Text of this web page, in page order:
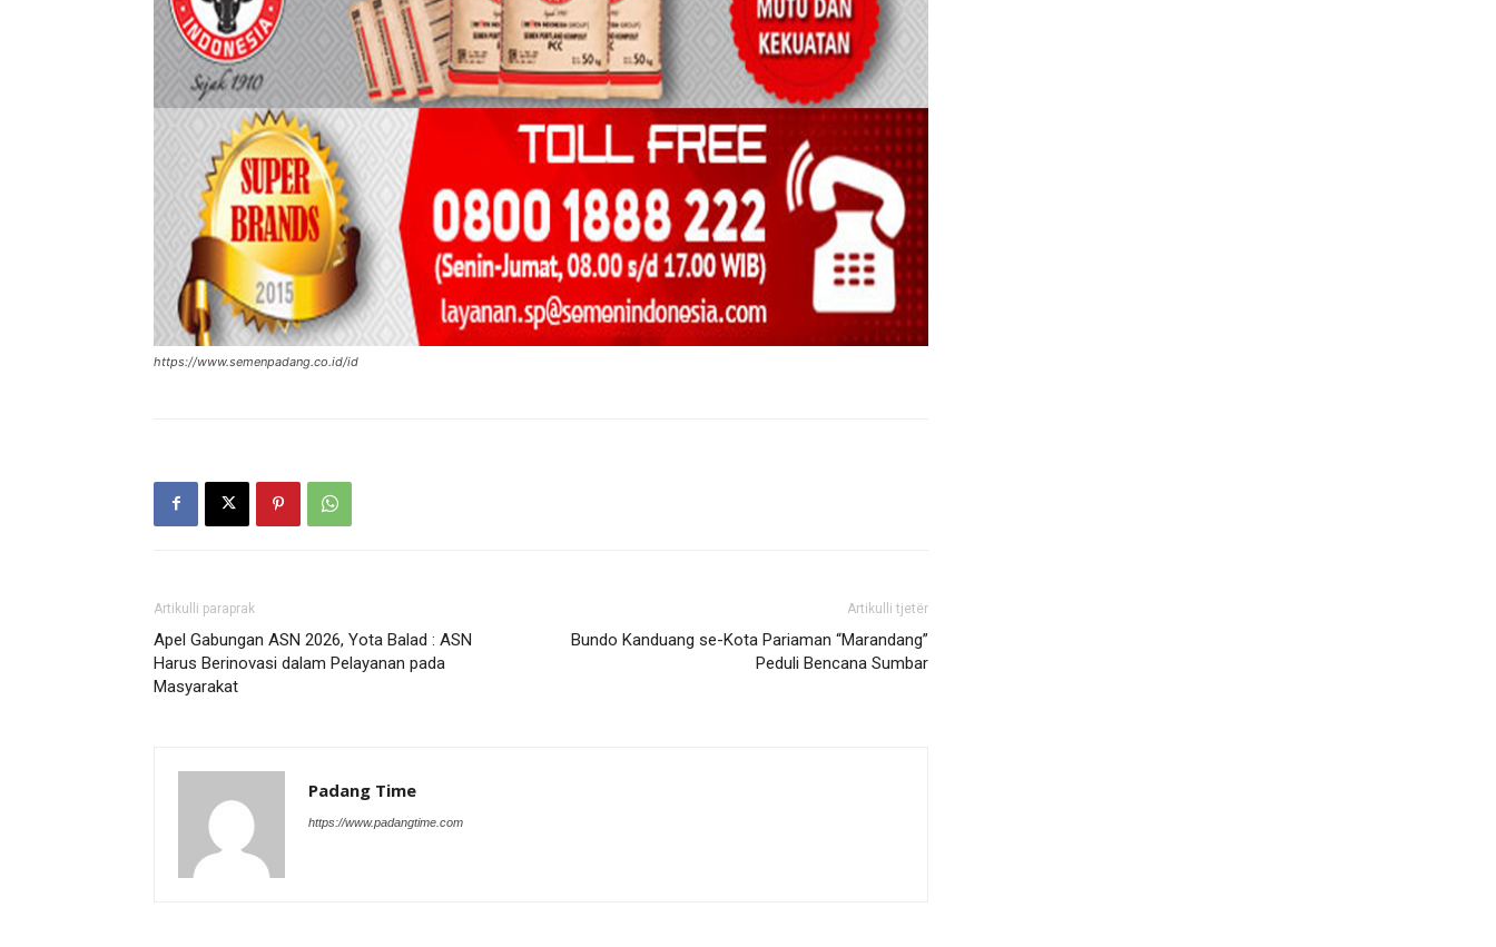
https://www.semenpadang.co.id/id
Artikulli paraprak
Apel Gabungan ASN 2026, Yota Balad : ASN
Harus Berinovasi dalam Pelayanan pada
Masyarakat
Artikulli tjetër
Bundo Kanduang se-Kota Pariaman “Marandang”
Peduli Bencana Sumbar
Padang Time
https://www.padangtime.com